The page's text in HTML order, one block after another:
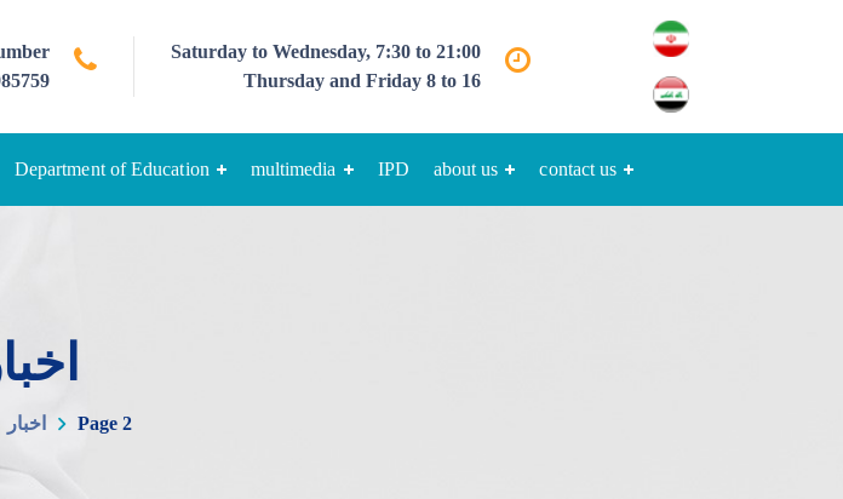
Saturday to Wednesday, 7:30 to 21:00
Thursday and Friday 8 to 16
Department of Education multimedia IPD about us contact us
اخبار Page 2